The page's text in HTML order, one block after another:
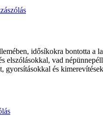
idősíkokra bontotta a
elszólásokkal, vad
gyorsításokkal és